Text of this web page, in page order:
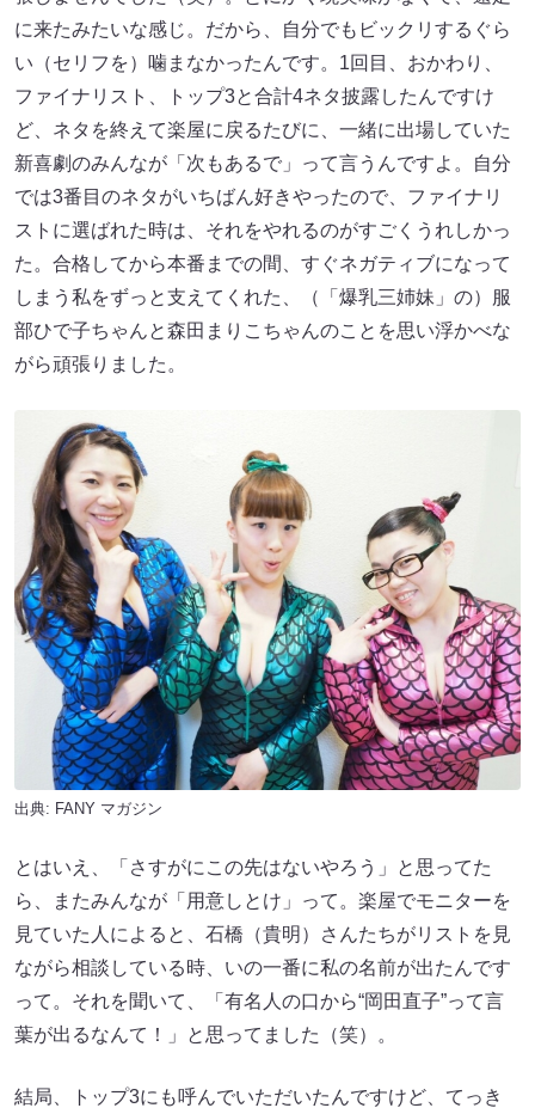
に来たみたいな感じ。だから、自分でもビックリするぐら
い（セリフを）噛まなかったんです。1回目、おかわり、
ファイナリスト、トップ3と合計4ネタ披露したんですけ
ど、ネタを終えて楽屋に戻るたびに、一緒に出場していた
新喜劇のみんなが「次もあるで」って言うんですよ。自分
では3番目のネタがいちばん好きやったので、ファイナリ
ストに選ばれた時は、それをやれるのがすごくうれしかっ
た。合格してから本番までの間、すぐネガティブになって
しまう私をずっと支えてくれた、（「爆乳三姉妹」の）服
部ひで子ちゃんと森田まりこちゃんのことを思い浮かべな
がら頑張りました。
出典: FANY マガジン
とはいえ、「さすがにこの先はないやろう」と思ってた
ら、またみんなが「用意しとけ」って。楽屋でモニターを
見ていた人によると、石橋（貴明）さんたちがリストを見
ながら相談している時、いの一番に私の名前が出たんです
って。それを聞いて、「有名人の口から“岡田直子”って言
葉が出るなんて！」と思ってました（笑）。
結局、トップ3にも呼んでいただいたんですけど、てっき